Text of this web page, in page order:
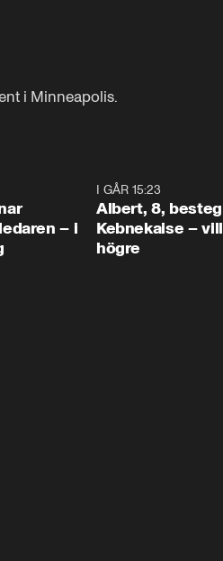
i Minneapolis.
– i
I GÅR 15:23
Albert, 8, besteg
Kebnekaise – vill
högre